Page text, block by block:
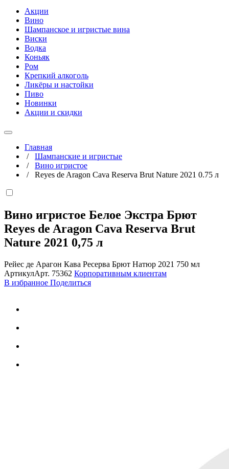
Акции
Вино
Шампанское и игристые вина
Виски
Водка
Коньяк
Ром
Крепкий алкоголь
Ликёры и настойки
Пиво
Новинки
Акции и скидки
Главная
/ Шампанские и игристые
/ Вино игристое
/ Reyes de Aragon Cava Reserva Brut Nature 2021 0.75 л
Вино игристое Белое Экстра Брют
Reyes de Aragon Cava Reserva Brut
Nature 2021 0,75 л
Рейес де Арагон Кава Ресерва Брют Натюр 2021 750 мл
АртикулАрт. 75362 Корпоративным клиентам
В избранное Поделиться